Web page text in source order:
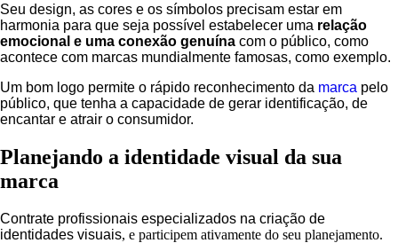
Seu design, as cores e os símbolos precisam estar em
harmonia para que seja possível estabelecer uma relação
emocional e uma conexão genuína com o público, como
acontece com marcas mundialmente famosas, como exemplo.
Um bom logo permite o rápido reconhecimento da marca pelo
público, que tenha a capacidade de gerar identificação, de
encantar e atrair o consumidor.
Planejando a identidade visual da sua
marca
Contrate profissionais especializados na criação de
identidades visuais, e participem ativamente do seu planejamento.